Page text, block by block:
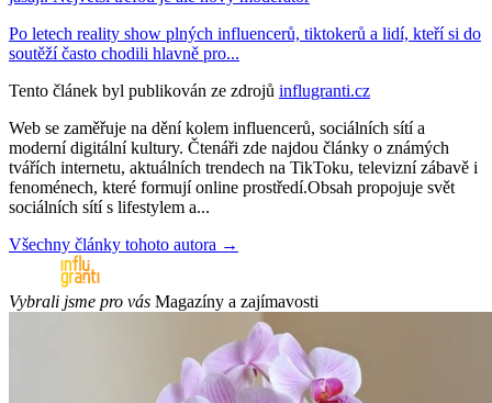
Po letech reality show plných influencerů, tiktokerů a lidí, kteří si do
soutěží často chodili hlavně pro...
Tento článek byl publikován ze zdrojů influgranti.cz
Web se zaměřuje na dění kolem influencerů, sociálních sítí a
moderní digitální kultury. Čtenáři zde najdou články o známých
tvářích internetu, aktuálních trendech na TikToku, televizní zábavě i
fenoménech, které formují online prostředí.Obsah propojuje svět
sociálních sítí s lifestylem a...
Všechny články tohoto autora →
Vybrali jsme pro vás Magazíny a zajímavosti